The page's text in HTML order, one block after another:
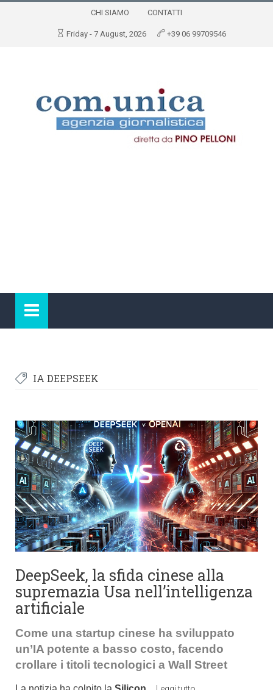
CHI SIAMO CONTATTI
Friday - 7 August, 2026 +39 06 99709546
IA DEEPSEEK
DeepSeek, la sfida cinese alla
supremazia Usa nell’intelligenza
artificiale
Come una startup cinese ha sviluppato
un’IA potente a basso costo, facendo
crollare i titoli tecnologici a Wall Street